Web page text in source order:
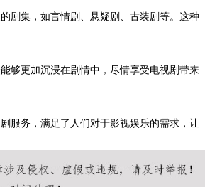
剧集，如言情剧、悬疑剧、古装剧等。这种
够更加沉浸在剧情中，尽情享受电视剧带来
服务，满足了人们对于影视娱乐的需求，让